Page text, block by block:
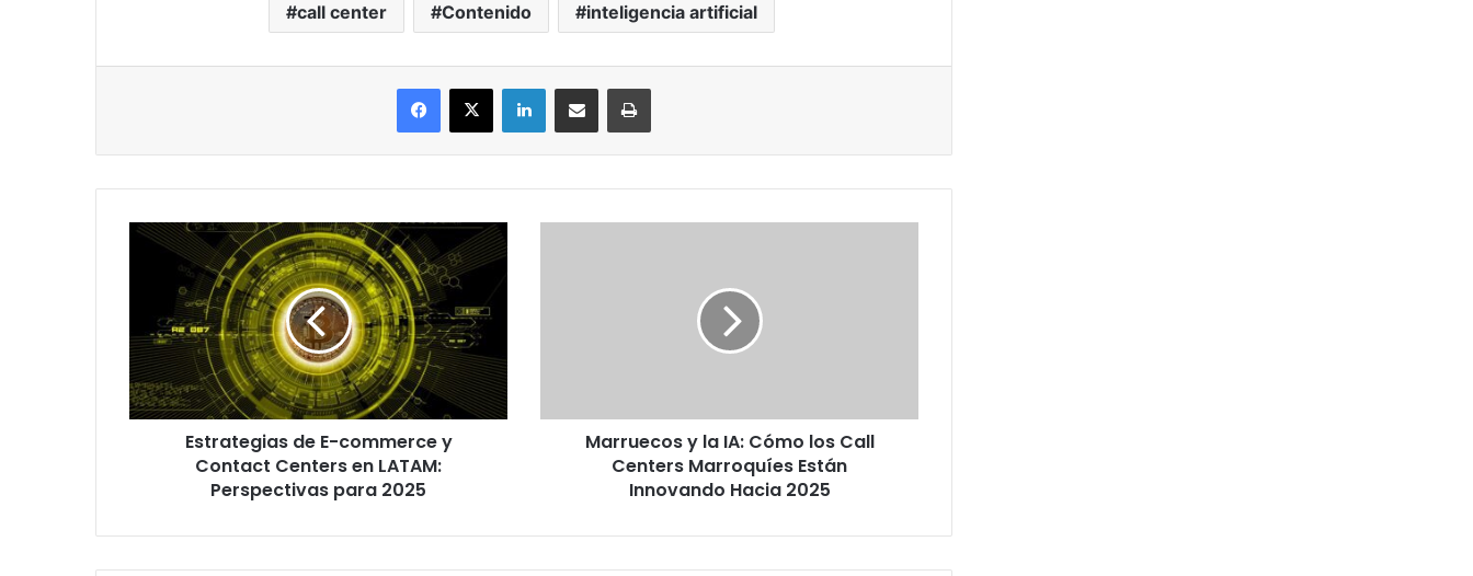
call center Contenido inteligencia artificial
Facebook
X LinkedInCompartir por correo electrónicoImprimir
Estrategias
commerce
Contact
Centers
en
LATAM:
PerspectivasEstrategias de E-commerce y
Contact Centers en LATAM:
Perspectivas para 2025
Marroquíes
Marruecos y la IA: Cómo los Call
Centers Marroquíes Están
Innovando Hacia 2025